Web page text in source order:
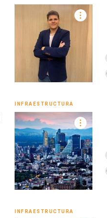
INFRAESTRUCTURA
INFRAESTRUCTURA